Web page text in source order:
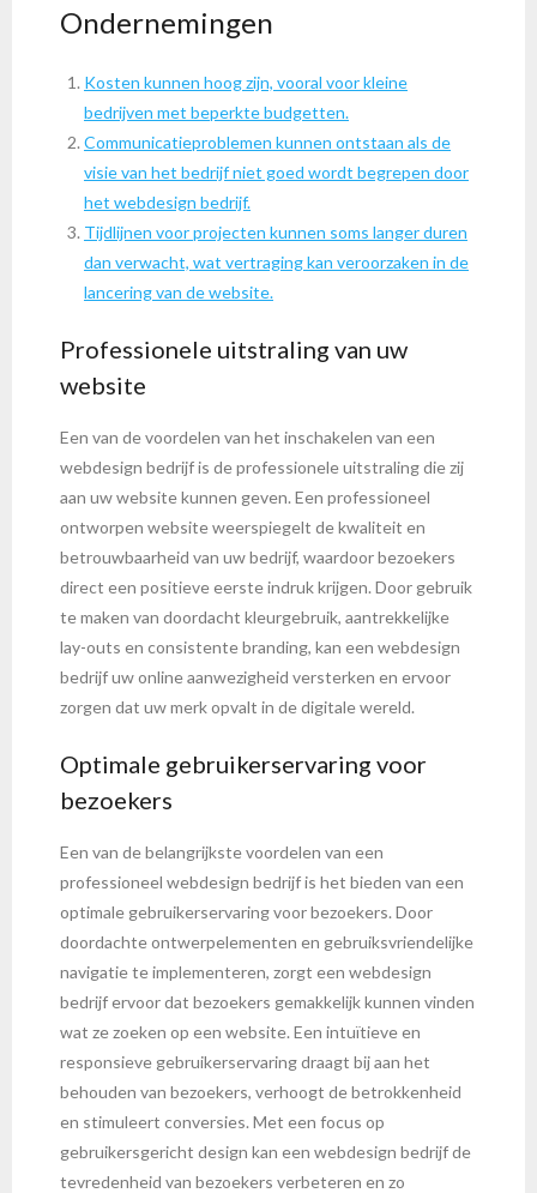
Ondernemingen
Kosten kunnen hoog zijn, vooral voor kleine
bedrijven met beperkte budgetten.
Communicatieproblemen kunnen ontstaan als de
visie van het bedrijf niet goed wordt begrepen door
het webdesign bedrijf.
Tijdlijnen voor projecten kunnen soms langer duren
dan verwacht, wat vertraging kan veroorzaken in de
lancering van de website.
Professionele uitstraling van uw
website
Een van de voordelen van het inschakelen van een
webdesign bedrijf is de professionele uitstraling die zij
aan uw website kunnen geven. Een professioneel
ontworpen website weerspiegelt de kwaliteit en
betrouwbaarheid van uw bedrijf, waardoor bezoekers
direct een positieve eerste indruk krijgen. Door gebruik
te maken van doordacht kleurgebruik, aantrekkelijke
lay-outs en consistente branding, kan een webdesign
bedrijf uw online aanwezigheid versterken en ervoor
zorgen dat uw merk opvalt in de digitale wereld.
Optimale gebruikerservaring voor
bezoekers
Een van de belangrijkste voordelen van een
professioneel webdesign bedrijf is het bieden van een
optimale gebruikerservaring voor bezoekers. Door
doordachte ontwerpelementen en gebruiksvriendelijke
navigatie te implementeren, zorgt een webdesign
bedrijf ervoor dat bezoekers gemakkelijk kunnen vinden
wat ze zoeken op een website. Een intuïtieve en
responsieve gebruikerservaring draagt bij aan het
behouden van bezoekers, verhoogt de betrokkenheid
en stimuleert conversies. Met een focus op
gebruikersgericht design kan een webdesign bedrijf de
tevredenheid van bezoekers verbeteren en zo